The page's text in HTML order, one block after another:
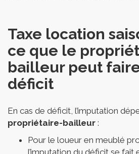
Taxe location
ce que le
bailleur peut
déficit
En cas de déficit, l’imputation
propriétaire-bailleur :
Pour le loueur en meublé
l’imputation du déficit se fait